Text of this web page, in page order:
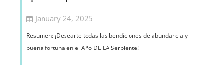
January 24, 2025
Resumen: ¡Desearte todas las bendiciones de abundancia y
buena fortuna en el Año DE LA Serpiente!